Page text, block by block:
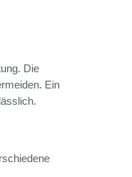
Die
Ein